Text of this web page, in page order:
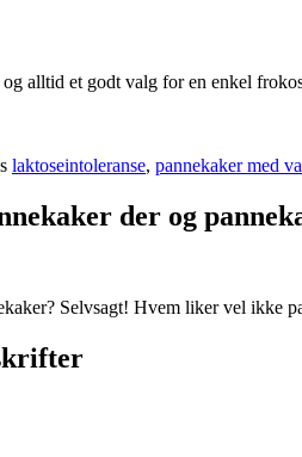
alltid et godt valg for en enkel
laktoseintoleranse, pannekaker med
der og
Selvsagt! Hvem liker vel ikke